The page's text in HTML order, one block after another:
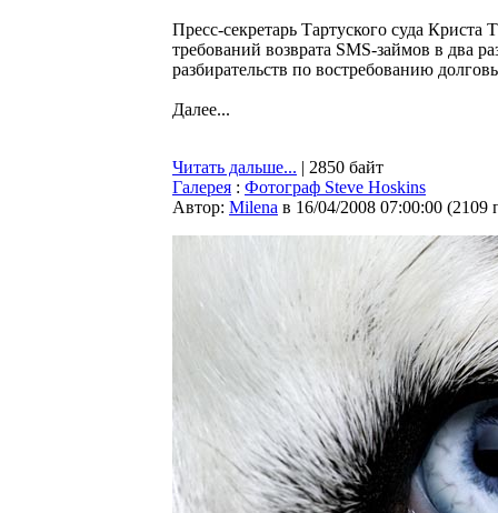
Пресс-секретарь Тартуского суда
требований возврата SMS-займов в два
разбирательств по востребованию
Далее...
Читать дальше... | 2850 байт
Галерея : Фотограф Steve Hoskins
Автор: Milena в 16/04/2008 07:00:00 (2109